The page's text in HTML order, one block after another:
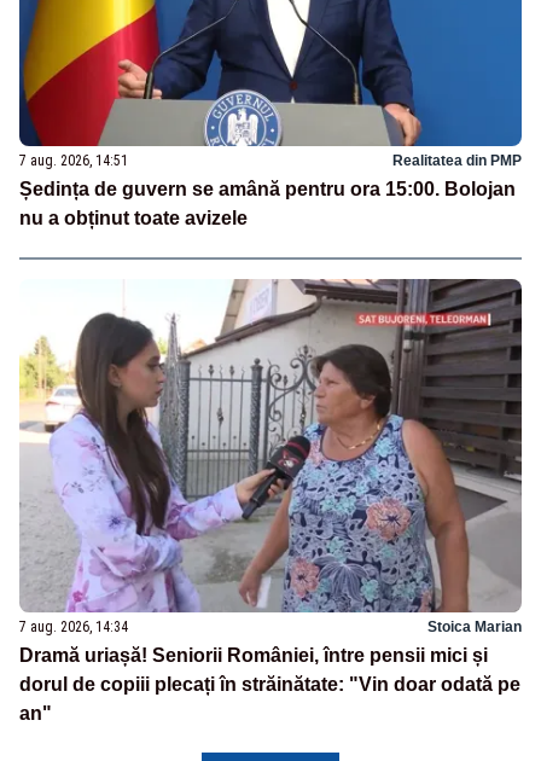
7 aug. 2026, 14:51 Realitatea din PMP
Ședința de guvern se amână pentru ora 15:00. Bolojan
nu a obținut toate avizele
7 aug. 2026, 14:34 Stoica Marian
Dramă uriașă! Seniorii României, între pensii mici și
dorul de copiii plecați în străinătate: "Vin doar odată pe
an"